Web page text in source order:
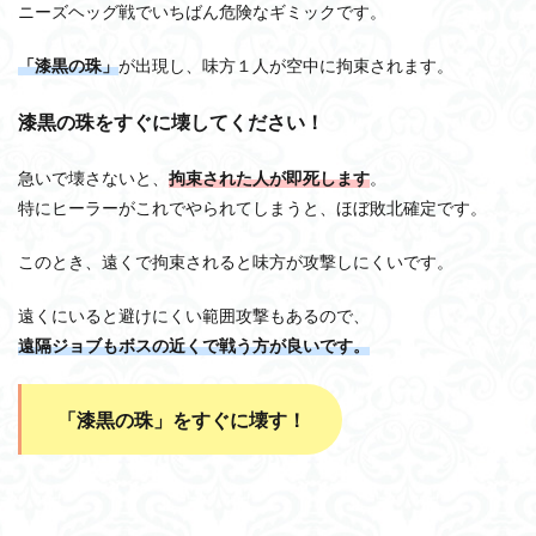
ニーズヘッグ戦でいちばん危険なギミックです。
「漆黒の珠」が出現し、味方１人が空中に拘束されます。
漆黒の珠をすぐに壊してください！
急いで壊さないと、 拘束された人が即死します。
特にヒーラーがこれでやられてしまうと、ほぼ敗北確定です。
このとき、遠くで拘束されると味方が攻撃しにくいです。
遠くにいると避けにくい範囲攻撃もあるので、
遠隔ジョブもボスの近くで戦う方が良いです。
「漆黒の珠」をすぐに壊す！